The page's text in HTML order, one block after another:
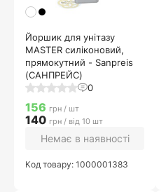
Йоршик для унітазу
MASTER силіконовий,
прямокутний - Sanpreis
(САНПРЕЙС)
0
156 грн / шт
140 грн / від 10 шт
Немає в наявності
Код товару: 1000001383